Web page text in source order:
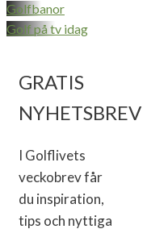
Golfbanor
Golf på tv idag
GRATIS
NYHETSBREV
I Golflivets
veckobrev får
du inspiration,
tips och nyttiga